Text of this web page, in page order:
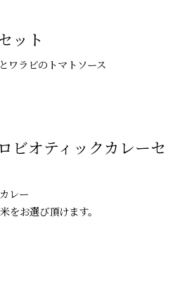
ット
ワラビのトマトソース
ビオティックカレーセ
レー
をお選び頂けます。